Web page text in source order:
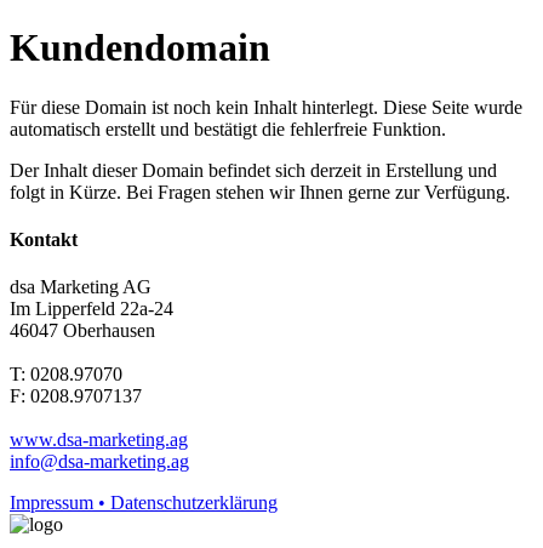
Kundendomain
Für diese Domain ist noch kein Inhalt hinterlegt. Diese Seite wurde
automatisch erstellt und bestätigt die fehlerfreie Funktion.
Der Inhalt dieser Domain befindet sich derzeit in Erstellung und
folgt in Kürze. Bei Fragen stehen wir Ihnen gerne zur Verfügung.
Kontakt
dsa Marketing AG
Im Lipperfeld 22a-24
46047 Oberhausen
T: 0208.97070
F: 0208.9707137
www.dsa-marketing.ag
info@dsa-marketing.ag
Impressum • Datenschutzerklärung